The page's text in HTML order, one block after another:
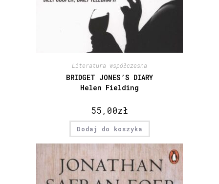
Literatura współczesna
BRIDGET JONES’S DIARY
Helen Fielding
55,00zł
Dodaj do koszyka